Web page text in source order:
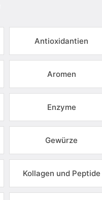
Antioxidantien
Aromen
Enzyme
Gewürze
Kollagen und Peptide